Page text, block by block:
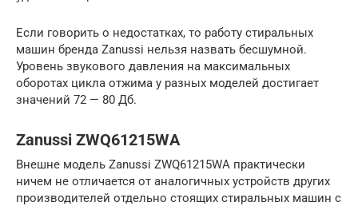
Если говорить о недостатках, то работу стиральных
машин бренда Zanussi нельзя назвать бесшумной.
Уровень звукового давления на максимальных
оборотах цикла отжима у разных моделей достигает
значений 72 — 80 Дб.
Zanussi ZWQ61215WA
Внешне модель Zanussi ZWQ61215WA практически
ничем не отличается от аналогичных устройств других
производителей отдельно стоящих стиральных машин с